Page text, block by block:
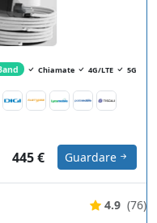
Chiamate 4G/LTE 5G
445 € Guardare
4.9 (76)